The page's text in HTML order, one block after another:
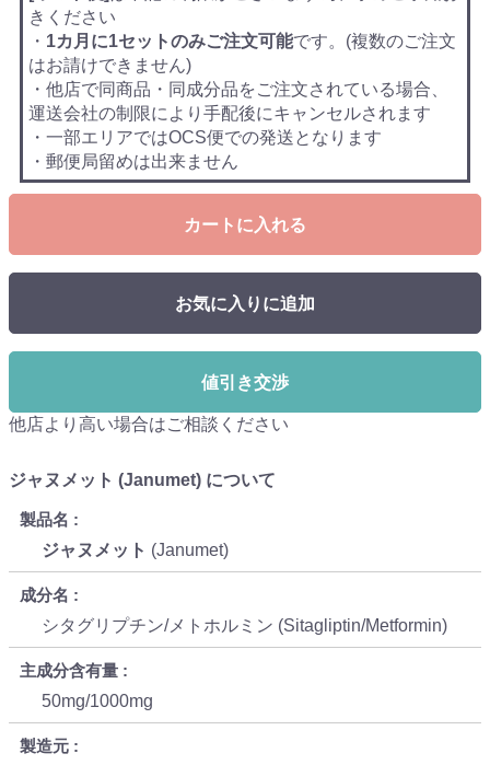
きください
・ 1カ月に1セットのみご注文可能です。(複数のご注文
はお請けできません)
・他店で同商品・同成分品をご注文されている場合、
運送会社の制限により手配後にキャンセルされます
・一部エリアではOCS便での発送となります
・郵便局留めは出来ません
カートに入れる
お気に入りに追加
値引き交渉
他店より高い場合はご相談ください
ジャヌメット (Janumet) について
製品名
ジャヌメット (Janumet)
成分名
シタグリプチン/メトホルミン (Sitagliptin/Metformin)
主成分含有量
50mg/1000mg
製造元